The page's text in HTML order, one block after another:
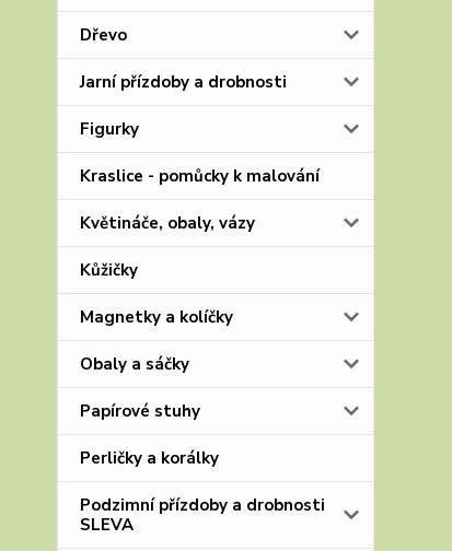
Dřevo
Jarní přízdoby a drobnosti
Figurky
Kraslice - pomůcky k malování
Květináče, obaly, vázy
Kůžičky
Magnetky a kolíčky
Obaly a sáčky
Papírové stuhy
Perličky a korálky
Podzimní přízdoby a drobnosti
SLEVA